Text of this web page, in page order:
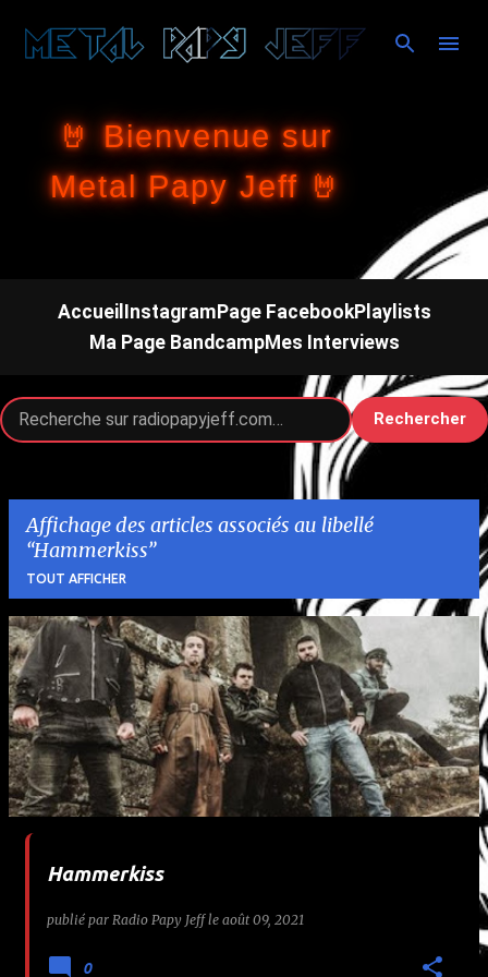
Accéder au contenu principal
🤘 Bienvenue sur
Metal Papy Jeff 🤘
Accueil InstagramPage FacebookPlaylists
Ma Page BandcampMes Interviews
Rechercher
Affichage des articles associés au libellé
Hammerkiss
TOUT AFFICHER
A
r
c
Hammerkiss
publié par Radio Papy Jeff le août 09, 2021
0